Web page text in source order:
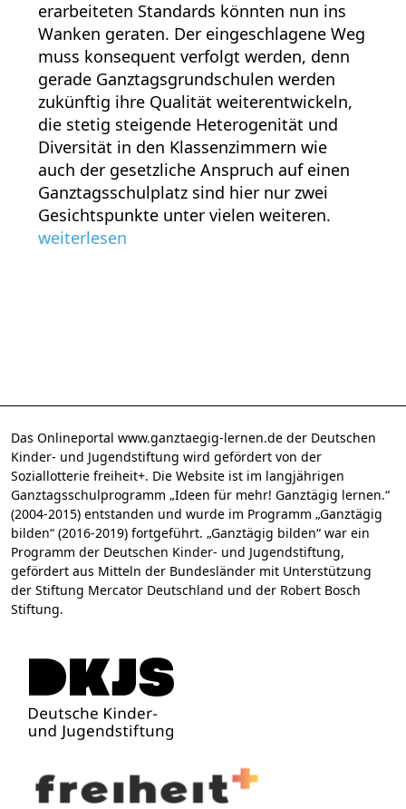
erarbeiteten Standards könnten nun ins
Wanken geraten. Der eingeschlagene Weg
muss konsequent verfolgt werden, denn
gerade Ganztagsgrundschulen werden
zukünftig ihre Qualität weiterentwickeln,
die stetig steigende Heterogenität und
Diversität in den Klassenzimmern wie
auch der gesetzliche Anspruch auf einen
Ganztagsschulplatz sind hier nur zwei
Gesichtspunkte unter vielen weiteren.
weiterlesen
Das Onlineportal www.ganztaegig-lernen.de der Deutschen
Kinder- und Jugendstiftung wird gefördert von der
Soziallotterie freiheit+. Die Website ist im langjährigen
Ganztagsschulprogramm „Ideen für mehr! Ganztägig lernen.“
(2004-2015) entstanden und wurde im Programm „Ganztägig
bilden“ (2016-2019) fortgeführt. „Ganztägig bilden“ war ein
Programm der Deutschen Kinder- und Jugendstiftung,
gefördert aus Mitteln der Bundesländer mit Unterstützung
der Stiftung Mercator Deutschland und der Robert Bosch
Stiftung.